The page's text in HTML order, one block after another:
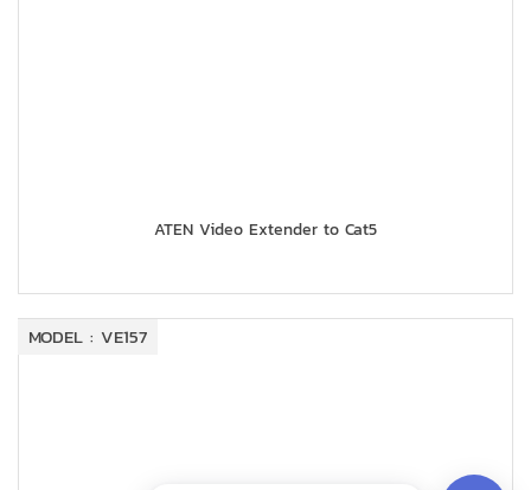
ATEN Video Extender to Cat5
MODEL : VE157